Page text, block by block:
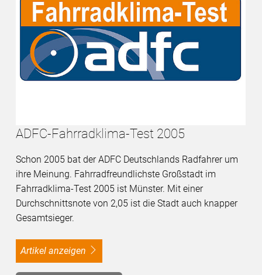
ADFC-Fahrradklima-Test 2005
Schon 2005 bat der ADFC Deutschlands Radfahrer um
ihre Meinung. Fahrradfreundlichste Großstadt im
Fahrradklima-Test 2005 ist Münster. Mit einer
Durchschnittsnote von 2,05 ist die Stadt auch knapper
Gesamtsieger.
Artikel anzeigen